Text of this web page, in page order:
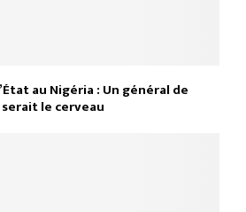
au Nigéria : Un général de
le cerveau